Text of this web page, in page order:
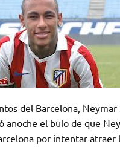
del Barcelona,
anoche el bulo de que
por intentar